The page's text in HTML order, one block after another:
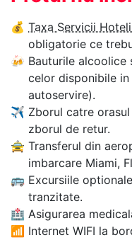
💰 Taxa Servicii
obligatorie ce
🍻 Bauturile alcoolice
celor disponibile
autoservire).
✈ Zborul catre
zborul de retur.
🚖 Transferul din
imbarcare Miami,
🚌 Excursiile
tranzitate.
🏥 Asigurarea
📶 Internet WIFI la